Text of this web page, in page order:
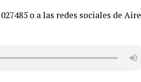
o a las redes sociales de Aire